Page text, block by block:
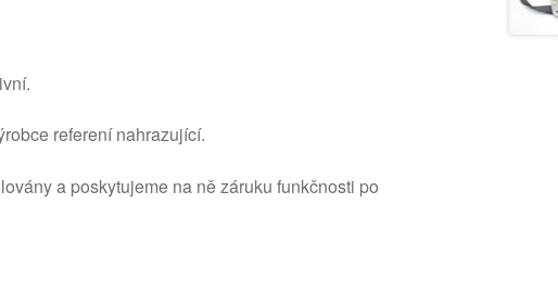
referení nahrazující.
a poskytujeme na ně záruku funkčnosti po